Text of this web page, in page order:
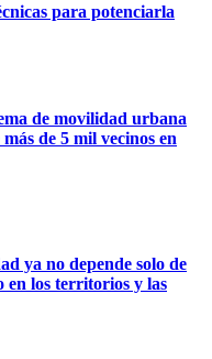
para potenciarla
de movilidad urbana
de 5 mil vecinos en
ya no depende solo de
en los territorios y las